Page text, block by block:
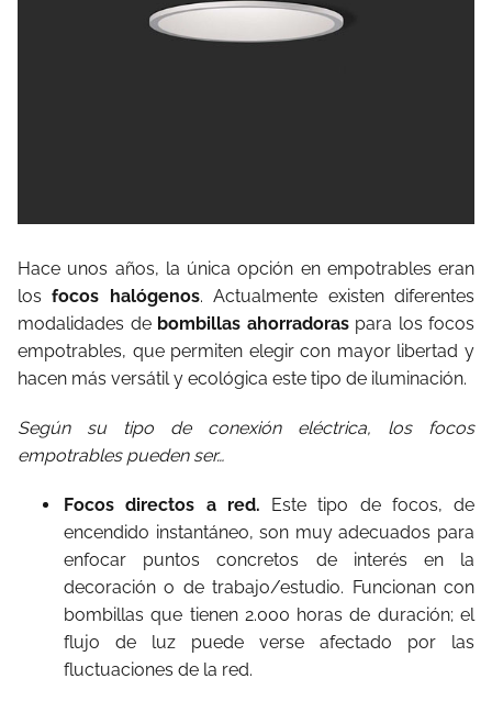
Hace unos años, la única opción en empotrables eran
losfocos halógenos. Actualmente existen diferentes
modalidades de bombillas ahorradoraspara los focos
empotrables, que permiten elegir con mayor libertad y
hacen más versátil y ecológica este tipo de iluminación.
Según su tipo de conexión eléctrica, los focos
empotrables pueden ser…
Focos directos a red. Este tipo de focos, de
encendido instantáneo, son muy adecuados para
enfocar puntos concretos de interés en la
decoración o de trabajo/estudio. Funcionan con
bombillas que tienen 2.000 horas de duración; el
flujo de luz puede verse afectado por las
fluctuaciones de la red.